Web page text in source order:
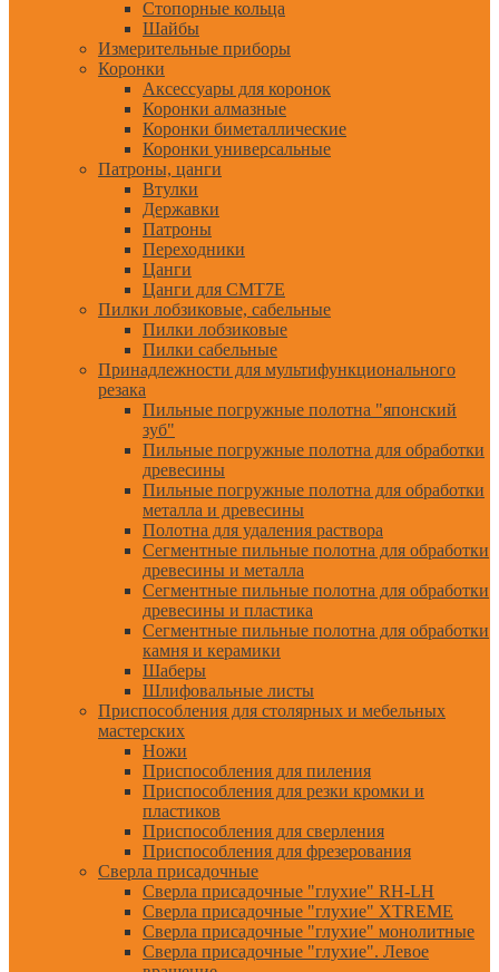
Стопорные кольца
Шайбы
Измерительные приборы
Коронки
Аксессуары для коронок
Коронки алмазные
Коронки биметаллические
Коронки универсальные
Патроны, цанги
Втулки
Державки
Патроны
Переходники
Цанги
Цанги для CMT7E
Пилки лобзиковые, сабельные
Пилки лобзиковые
Пилки сабельные
Принадлежности для мультифункционального
резака
Пильные погружные полотна "японский
зуб"
Пильные погружные полотна для обработки
древесины
Пильные погружные полотна для обработки
металла и древесины
Полотна для удаления раствора
Сегментные пильные полотна для обработки
древесины и металла
Сегментные пильные полотна для обработки
древесины и пластика
Сегментные пильные полотна для обработки
камня и керамики
Шаберы
Шлифовальные листы
Приспособления для столярных и мебельных
мастерских
Ножи
Приспособления для пиления
Приспособления для резки кромки и
пластиков
Приспособления для сверления
Приспособления для фрезерования
Сверла присадочные
Сверла присадочные "глухие" RH-LH
Сверла присадочные "глухие" XTREME
Сверла присадочные "глухие" монолитные
Сверла присадочные "глухие". Левое